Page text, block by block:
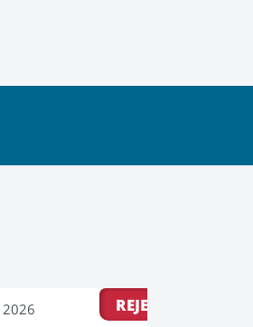
REJETÉ